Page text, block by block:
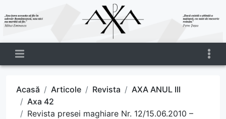
Acasă Articole Revista
AXA ANUL III
Axa 42
Revista presei maghiare Nr. 12/15.06.2010 –